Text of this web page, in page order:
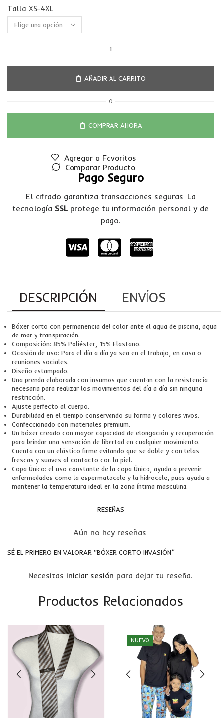
Talla XS-4XL
AÑADIR AL CARRITO
O
COMPRAR AHORA
Agregar a Favoritos
Comparar Producto
Pago Seguro
El cifrado garantiza transacciones seguras. La
tecnología SSL protege tu información personal y de
pago.
DESCRIPCIÓN ENVÍOS
Bóxer corto con permanencia del color ante al agua de piscina, agua
de mar y transpiración.
Composición: 85% Poliéster, 15% Elastano.
Ocasión de uso: Para el día a día ya sea en el trabajo, en casa o
reuniones sociales.
Diseño estampado.
Una prenda elaborada con insumos que cuentan con la resistencia
necesaria para realizar los movimientos del día a día sin ninguna
restricción.
Ajuste perfecto al cuerpo.
Durabilidad en el tiempo conservando su forma y colores vivos.
Confeccionado con materiales premium.
Un bóxer creado con mayor capacidad de elongación y recuperación
para brindar una sensación de libertad en cualquier movimiento.
Cuenta con un elástico firme evitando que se doble y con telas
frescas y suaves al contacto con la piel.
Copa Único: el uso constante de la copa Único, ayuda a prevenir
enfermedades como la espermatocele y la hidrocele, pues ayuda a
mantener la temperatura ideal en la zona íntima masculina.
RESEÑAS
Aún no hay reseñas.
SÉ EL PRIMERO EN VALORAR “BÓXER CORTO INVASIÓN”
Necesitas iniciar sesión para dejar tu reseña.
Productos Relacionados
NUEVO